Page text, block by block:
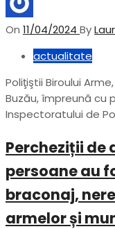
On 11/04/2024 By
actualitate
Poliţiştii Biroului
Buzău, împreună cu
Inspectoratului de
Percheziții de
persoane au
braconaj,
armelor și